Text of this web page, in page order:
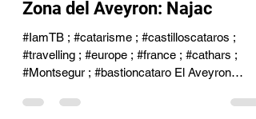
Laura Palma Herranz
2 min de lectura
Zona del Aveyron: Najac
#IamTB ; #catarisme ; #castilloscataros ;
#travelling ; #europe ; #france ; #cathars ;